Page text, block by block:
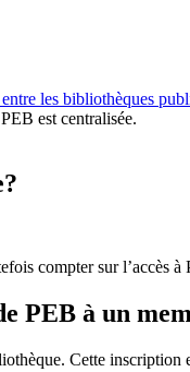
les bibliothèques
est centralisée.
compter sur l’accès
PEB à un
Cette